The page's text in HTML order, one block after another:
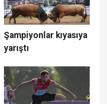
Şampiyonlar kıyasıya
yarıştı